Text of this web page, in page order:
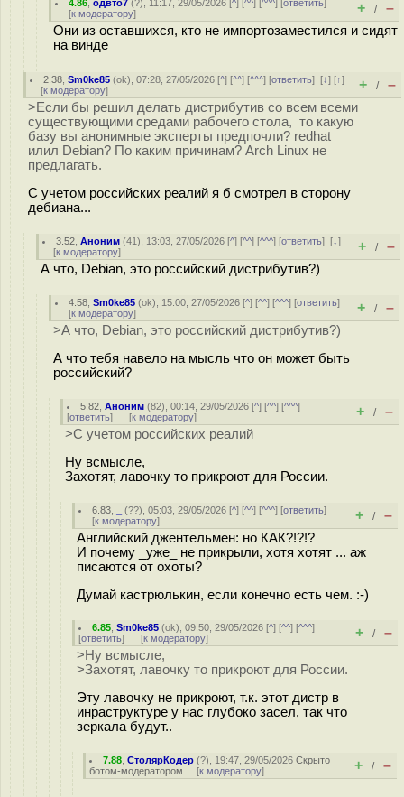
4.86 ,одвто7 (?), 11:17, 29/05/2026 [^] [^^] [^^^] [ответить]
[к модератору] + / –
Они из оставшихся, кто не импортозаместился и сидят
на винде
2.38 ,Sm0ke85 (ok), 07:28, 27/05/2026 [^] [^^] [^^^] [ответить][↓] [↑]
[к модератору] + / –
>Если бы решил делать дистрибутив со всем всеми
существующими средами рабочего стола, то какую
базу вы анонимные эксперты предпочли? redhat
илил Debian? По каким причинам? Arch Linux не
предлагать.
С учетом российских реалий я б смотрел в сторону
дебиана...
3.52 ,Аноним (41), 13:03, 27/05/2026 [^] [^^] [^^^] [ответить][↓]
[к модератору] + / –
А что, Debian, это российский дистрибутив?)
4.58 ,Sm0ke85 (ok), 15:00, 27/05/2026 [^] [^^] [^^^] [ответить]
[к модератору] + / –
>А что, Debian, это российский дистрибутив?)
А что тебя навело на мысль что он может быть
российский?
5.82 ,Аноним (82), 00:14, 29/05/2026 [^] [^^] [^^^]
[ответить] [к модератору] + / –
>С учетом российских реалий
Ну всмысле,
Захотят, лавочку то прикроют для России.
6.83 (??), 05:03, 29/05/2026 [^] [^^] [^^^] [ответить]
[к модератору] + / –
Английский джентельмен: но КАК?!?!?
И почему _уже_ не прикрыли, хотя хотят ... аж
писаются от охоты?
Думай кастрюлькин, если конечно есть чем. :-)
6.85 ,Sm0ke85 (ok), 09:50, 29/05/2026 [^] [^^] [^^^]
[ответить] [к модератору] + / –
>Ну всмысле,
>Захотят, лавочку то прикроют для России.
Эту лавочку не прикроют, т.к. этот дистр в
инраструктуре у нас глубоко засел, так что
зеркала будут..
7.88 ,СтолярКодер (?), 19:47, 29/05/2026Скрыто
ботом-модератором [к модератору] + / –